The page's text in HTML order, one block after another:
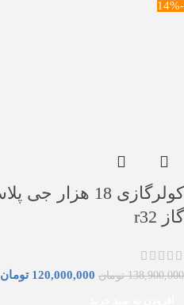
-14%
گاز r32
138,900,000 تومان 120,000,000 تومان